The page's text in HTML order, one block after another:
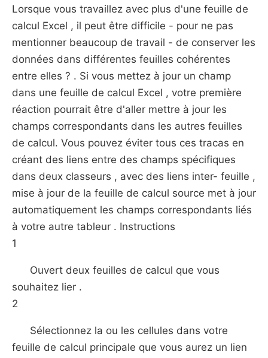
Lorsque vous travaillez avec plus d'une feuille de
calcul Excel , il peut être difficile - pour ne pas
mentionner beaucoup de travail - de conserver les
données dans différentes feuilles cohérentes
entre elles ? . Si vous mettez à jour un champ
dans une feuille de calcul Excel , votre première
réaction pourrait être d'aller mettre à jour les
champs correspondants dans les autres feuilles
de calcul. Vous pouvez éviter tous ces tracas en
créant des liens entre des champs spécifiques
dans deux classeurs , avec des liens inter- feuille ,
mise à jour de la feuille de calcul source met à jour
automatiquement les champs correspondants liés
à votre autre tableur . Instructions
1
Ouvert deux feuilles de calcul que vous
souhaitez lier .
2
Sélectionnez la ou les cellules dans votre
feuille de calcul principale que vous aurez un lien